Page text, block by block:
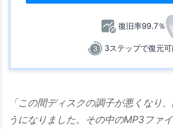
復旧率99.7％
3ステップで復元可
「この間ディスクの調子が悪くなり
うになりました。その中のMP3ファ